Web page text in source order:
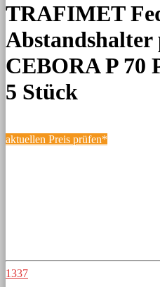
TRAFIMET
Abstandshalter
CEBORA P 70
5 Stück
aktuellen Preis prüfen*
1337